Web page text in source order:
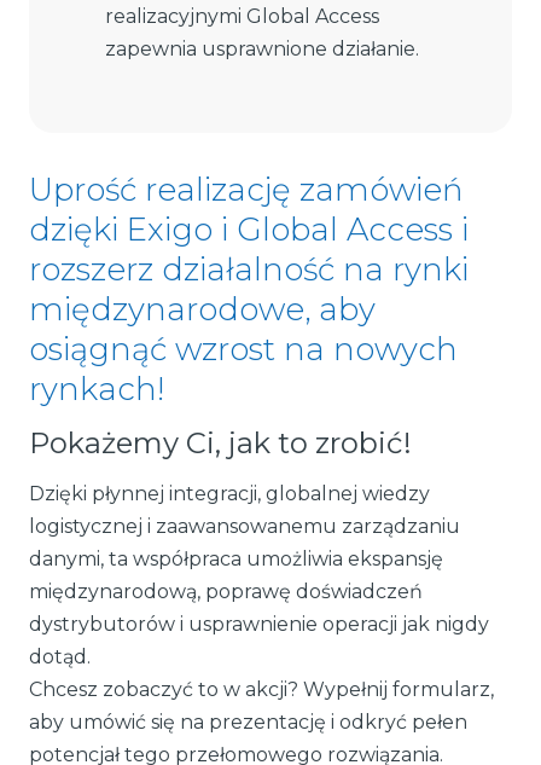
realizacyjnymi Global Access
zapewnia usprawnione działanie.
Uprość realizację zamówień
dzięki Exigo i Global Access i
rozszerz działalność na rynki
międzynarodowe, aby
osiągnąć wzrost na nowych
rynkach!
Pokażemy Ci, jak to zrobić!
Dzięki płynnej integracji, globalnej wiedzy
logistycznej i zaawansowanemu zarządzaniu
danymi, ta współpraca umożliwia ekspansję
międzynarodową, poprawę doświadczeń
dystrybutorów i usprawnienie operacji jak nigdy
dotąd.
Chcesz zobaczyć to w akcji? Wypełnij formularz,
aby umówić się na prezentację i odkryć pełen
potencjał tego przełomowego rozwiązania.